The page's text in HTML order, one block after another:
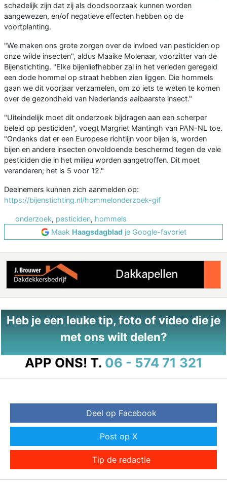
schadelijk zijn dat zij als doodsoorzaak kunnen worden
aangewezen, en/of negatieve effecten hebben op de
voortplanting.
"We maken ons grote zorgen over de invloed van pesticiden op
onze wilde insecten", aldus Maaike Molenaar, voorzitter van de
Bijenstichting. "Elke bijenliefhebber zal in het verleden geregeld
een dode hommel op straat hebben zien liggen. Die hommels
gaan we dit voorjaar verzamelen, om zo iets te weten te komen
over de gezondheid van Nederlands aaibaarste insect."
"Uiteindelijk moet dit onderzoek bijdragen aan een scherper
beleid op pesticiden", voegt Margriet Mantingh van PAN-NL toe.
"Ondanks dat er een Europese richtlijn voor bijen is, worden
bijen en andere insecten onvoldoende beschermd tegen de vele
pesticiden die in het milieu worden aangetroffen. Dit moet
veranderen; het is 5 voor 12."
Deelnemers kunnen zich aanmelden op:
https://bijenstichting.nl/hommelonderzoek-gif
onderzoek, pesticiden, hommels
Maak Haagsdagbladje Google-favoriet
Heb je een leuke tip, foto of video die je
met ons wilt delen?
APP ONS! T. 06 - 574 71 321
Deel op Facebook
Post op X
Tip de redactie